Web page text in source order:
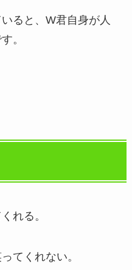
ると、W君自身が人
。
れる。
てくれない。